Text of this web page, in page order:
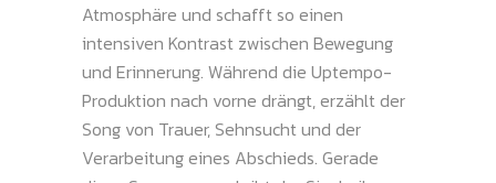
Atmosphäre und schafft so einen
intensiven Kontrast zwischen Bewegung
und Erinnerung. Während die Uptempo-
Produktion nach vorne drängt, erzählt der
Song von Trauer, Sehnsucht und der
Verarbeitung eines Abschieds. Gerade